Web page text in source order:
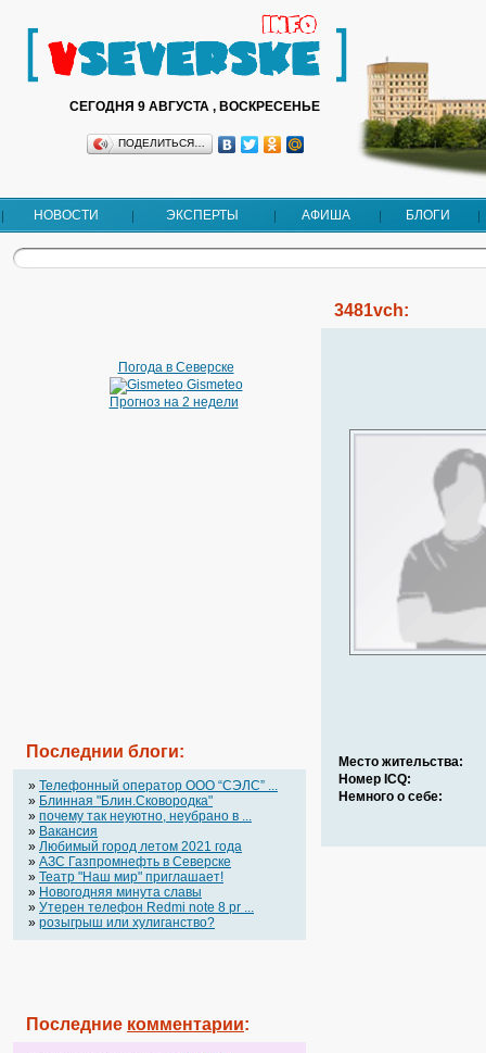
СЕГОДНЯ 9 АВГУСТА , ВОСКРЕСЕНЬЕ
ПОДЕЛИТЬСЯ…
НОВОСТИ ЭКСПЕРТЫ АФИША БЛОГИ
Погода в Северске
Gismeteo
Прогноз на 2 недели
Последнии блоги:
» Телефонный оператор OOO “СЭЛС” ...
» Блинная "Блин.Сковородка"
» почему так неуютно, неубрано в ...
» Вакансия
» Любимый город летом 2021 года
» АЗС Газпромнефть в Северске
» Театр "Наш мир" приглашает!
» Новогодняя минута славы
» Утерен телефон Redmi note 8 pr ...
» розыгрыш или хулиганство?
Последние комментарии:
3481vch:
Место жительства:
Номер ICQ:
Немного о себе: